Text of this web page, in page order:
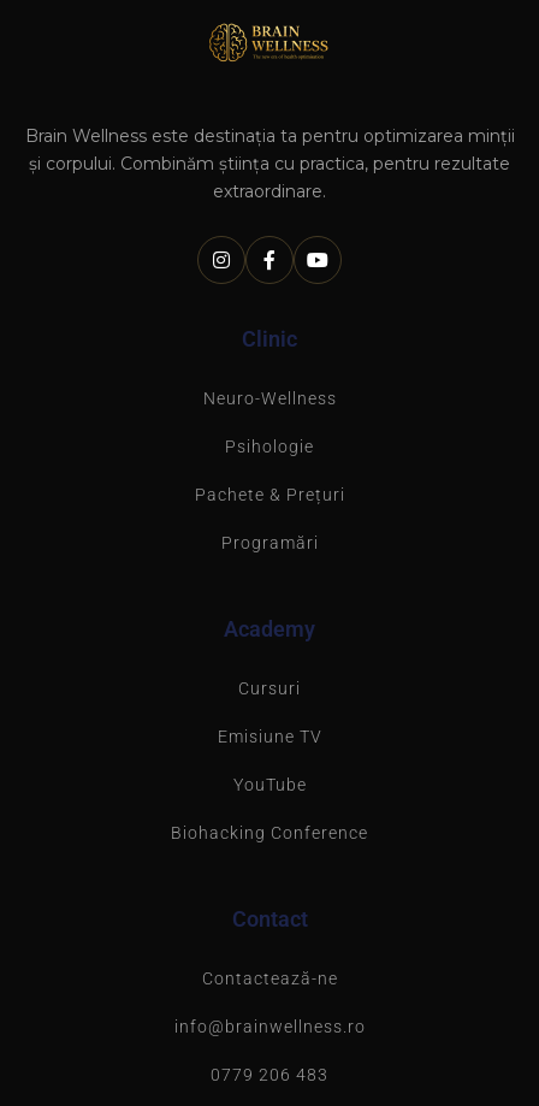
Brain Wellness este destinația ta pentru optimizarea minții
și corpului. Combinăm știința cu practica, pentru rezultate
extraordinare.
Clinic
Neuro-Wellness
Psihologie
Pachete & Prețuri
Programări
Academy
Cursuri
Emisiune TV
YouTube
Biohacking Conference
Contact
Contactează-ne
info@brainwellness.ro
0779 206 483